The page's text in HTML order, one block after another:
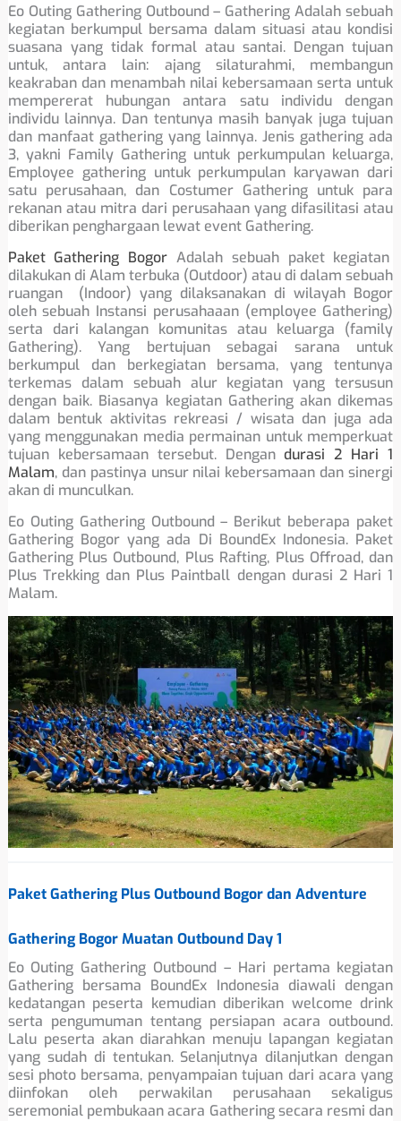
Eo Outing Gathering Outbound – Gathering Adalah sebuah
kegiatan berkumpul bersama dalam situasi atau kondisi
suasana yang tidak formal atau santai. Dengan tujuan
untuk, antara lain: ajang silaturahmi, membangun
keakraban dan menambah nilai kebersamaan serta untuk
mempererat hubungan antara satu individu dengan
individu lainnya. Dan tentunya masih banyak juga tujuan
dan manfaat gathering yang lainnya. Jenis gathering ada
3, yakni Family Gathering untuk perkumpulan keluarga,
Employee gathering untuk perkumpulan karyawan dari
satu perusahaan, dan Costumer Gathering untuk para
rekanan atau mitra dari perusahaan yang difasilitasi atau
diberikan penghargaan lewat event Gathering.
Paket Gathering Bogor Adalah sebuah paket kegiatan
dilakukan di Alam terbuka (Outdoor) atau di dalam sebuah
ruangan (Indoor) yang dilaksanakan di wilayah Bogor
oleh sebuah Instansi perusahaaan (employee Gathering)
serta dari kalangan komunitas atau keluarga (family
Gathering). Yang bertujuan sebagai sarana untuk
berkumpul dan berkegiatan bersama, yang tentunya
terkemas dalam sebuah alur kegiatan yang tersusun
dengan baik. Biasanya kegiatan Gathering akan dikemas
dalam bentuk aktivitas rekreasi / wisata dan juga ada
yang menggunakan media permainan untuk memperkuat
tujuan kebersamaan tersebut. Dengandurasi 2 Hari 1
Malam, dan pastinya unsur nilai kebersamaan dan sinergi
akan di munculkan.
Eo Outing Gathering Outbound – Berikut beberapa paket
Gathering Bogor yang ada Di BoundEx Indonesia. Paket
Gathering Plus Outbound, Plus Rafting, Plus Offroad, dan
Plus Trekking dan Plus Paintball dengan durasi 2 Hari 1
Malam.
Paket Gathering Plus Outbound Bogor dan Adventure
Gathering Bogor Muatan Outbound Day 1
Eo Outing Gathering Outbound – Hari pertama kegiatan
Gathering bersama BoundEx Indonesia diawali dengan
kedatangan peserta kemudian diberikan welcome drink
serta pengumuman tentang persiapan acara outbound.
Lalu peserta akan diarahkan menuju lapangan kegiatan
yang sudah di tentukan. Selanjutnya dilanjutkan dengan
sesi photo bersama, penyampaian tujuan dari acara yang
diinfokan oleh perwakilan perusahaan sekaligus
seremonial pembukaan acara Gathering secara resmi dan